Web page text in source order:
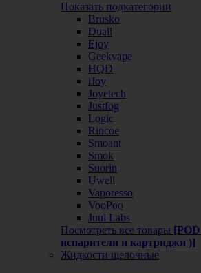
Показать подкатегории
Brusko
Duall
Ejoy
Geekvape
HQD
iJoy
Joyetech
Justfog
Logic
Rincoe
Smoant
Smok
Suorin
Uwell
Vaporesso
VooPoo
Juul Labs
Посмотреть все товары
испарители и картриджи )]
Жидкости щелочные